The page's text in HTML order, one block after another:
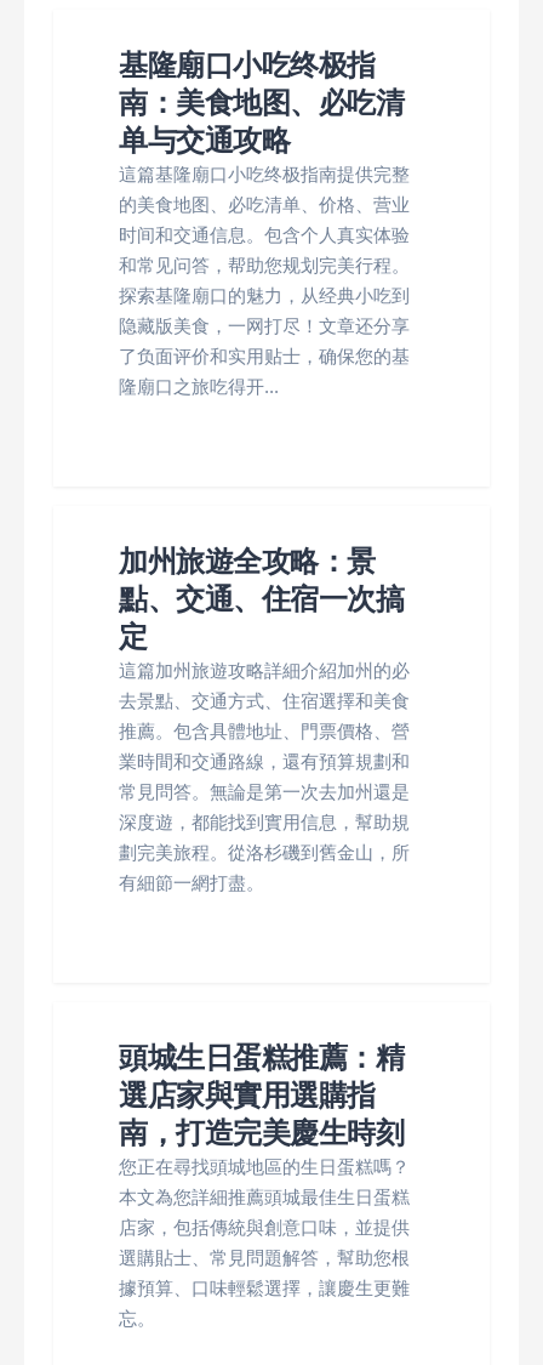
基隆廟口小吃终极指
南：美食地图、必吃清
单与交通攻略
這篇基隆廟口小吃终极指南提供完整
的美食地图、必吃清单、价格、营业
时间和交通信息。包含个人真实体验
和常见问答，帮助您规划完美行程。
探索基隆廟口的魅力，从经典小吃到
隐藏版美食，一网打尽！文章还分享
了负面评价和实用贴士，确保您的基
隆廟口之旅吃得开...
加州旅遊全攻略：景
點、交通、住宿一次搞
定
這篇加州旅遊攻略詳細介紹加州的必
去景點、交通方式、住宿選擇和美食
推薦。包含具體地址、門票價格、營
業時間和交通路線，還有預算規劃和
常見問答。無論是第一次去加州還是
深度遊，都能找到實用信息，幫助規
劃完美旅程。從洛杉磯到舊金山，所
有細節一網打盡。
頭城生日蛋糕推薦：精
選店家與實用選購指
南，打造完美慶生時刻
您正在尋找頭城地區的生日蛋糕嗎？
本文為您詳細推薦頭城最佳生日蛋糕
店家，包括傳統與創意口味，並提供
選購貼士、常見問題解答，幫助您根
據預算、口味輕鬆選擇，讓慶生更難
忘。